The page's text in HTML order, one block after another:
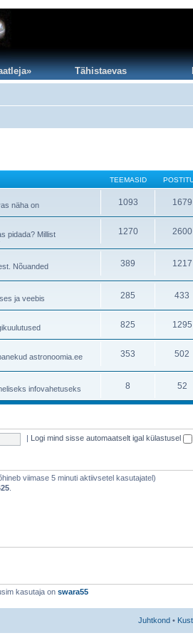
Tähistaevas
TEEMASID
näha on 1093 1679
pidada? Millist
1270 2600
Nõuanded
389 1217
ja veebis 285 433
825 1295
astronoomia.ee
353 502
infovahetuseks 8 52
Logi mind sisse automaatselt igal külastusel
viimase 5 minuti aktiivsetel kasutajatel)
kasutaja on swara55
Juhtkond •